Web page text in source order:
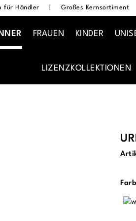
für Händler Großes Kernsortiment
FRAUEN KINDER
LIZENZKOLLEKTIONEN